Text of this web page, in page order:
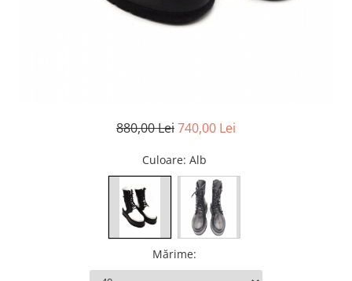
880,00 Lei740,00 Lei
Culoare: Alb
Mărime: